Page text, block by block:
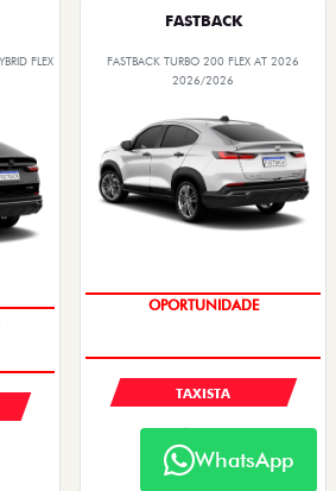
FLEX
FASTBACK
FASTBACK TURBO 200 FLEX AT 2026
2026/2026
OPORTUNIDADE
TAXISTA
De: R$ 126.990,00
R$ 101.490,00
WhatsApp